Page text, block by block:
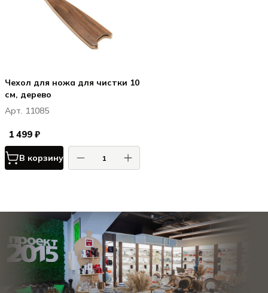
Чехол для ножа для чистки 10
см, дерево
Арт. 11085
1 499 ₽
В корзину